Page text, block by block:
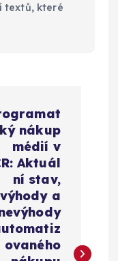
textů, které
nákup
médií v
Aktuál
ní stav,
výhody a
ovaného